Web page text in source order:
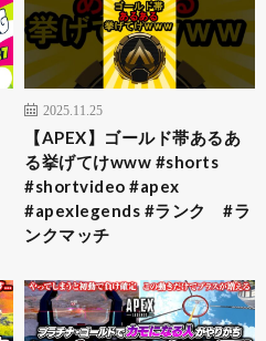
2025.11.25
【APEX】ゴールド帯あるあ
る挙げてけwww #shorts
#shortvideo #apex
#apexlegends #ランク #ラ
ンクマッチ